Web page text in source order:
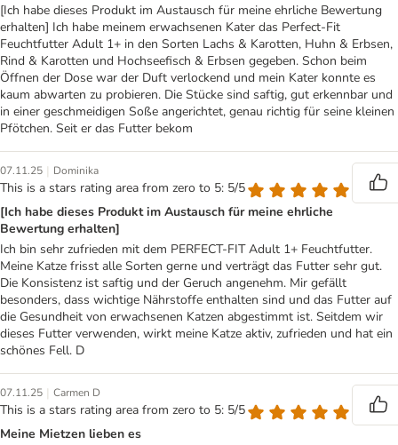
[Ich habe dieses Produkt im Austausch für meine ehrliche Bewertung
erhalten] Ich habe meinem erwachsenen Kater das Perfect-Fit
Feuchtfutter Adult 1+ in den Sorten Lachs & Karotten, Huhn & Erbsen,
Rind & Karotten und Hochseefisch & Erbsen gegeben. Schon beim
Öffnen der Dose war der Duft verlockend und mein Kater konnte es
kaum abwarten zu probieren. Die Stücke sind saftig, gut erkennbar und
in einer geschmeidigen Soße angerichtet, genau richtig für seine kleinen
Pfötchen. Seit er das Futter bekom
07.11.25 | Dominika
This is a stars rating area from zero to 5: 5/5
[Ich habe dieses Produkt im Austausch für meine ehrliche
Bewertung erhalten]
Ich bin sehr zufrieden mit dem PERFECT-FIT Adult 1+ Feuchtfutter.
Meine Katze frisst alle Sorten gerne und verträgt das Futter sehr gut.
Die Konsistenz ist saftig und der Geruch angenehm. Mir gefällt
besonders, dass wichtige Nährstoffe enthalten sind und das Futter auf
die Gesundheit von erwachsenen Katzen abgestimmt ist. Seitdem wir
dieses Futter verwenden, wirkt meine Katze aktiv, zufrieden und hat ein
schönes Fell. D
07.11.25 | Carmen D
This is a stars rating area from zero to 5: 5/5
Meine Mietzen lieben es